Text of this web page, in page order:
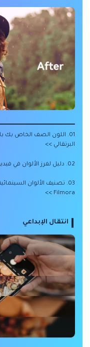
01. اللون الصف الخاص بك
البرتقالي >>
02. دليل لفرز الألوان في فيديوك بطريقة احترافية >>
Filmora >>
انتقال الإبداعي